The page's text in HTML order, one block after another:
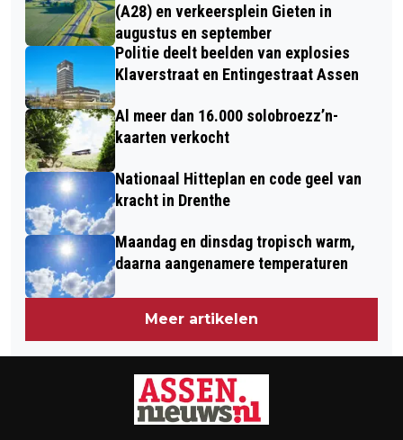
(A28) en verkeersplein Gieten in
augustus en september
Politie deelt beelden van explosies
Klaverstraat en Entingestraat Assen
Al meer dan 16.000 solobroezz’n-
kaarten verkocht
Nationaal Hitteplan en code geel van
kracht in Drenthe
Maandag en dinsdag tropisch warm,
daarna aangenamere temperaturen
Meer artikelen